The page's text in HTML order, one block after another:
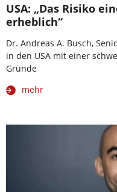
USA: „Das Risiko
erheblich“
Dr. Andreas A. Busch,
in den USA mit einer
Gründe
mehr